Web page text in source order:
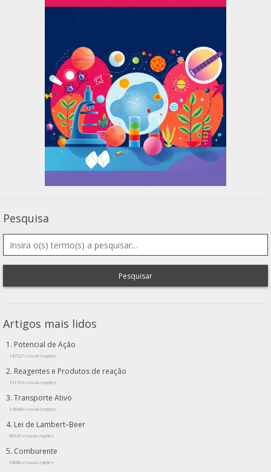
Pesquisa
Pesquisar
Artigos mais lidos
Potencial de Ação
147527 visualizações
Reagentes e Produtos de reação
121153 visualizações
Transporte Ativo
118430 visualizações
Lei de Lambert–Beer
96925 visualizações
Comburente
93680 visualizações